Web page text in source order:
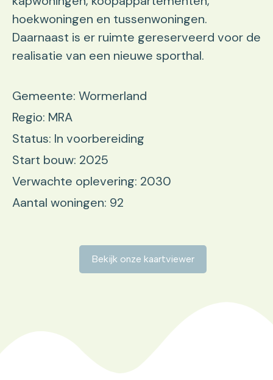
hoekwoningen en tussenwoningen.
Daarnaast is er ruimte gereserveerd voor de
realisatie van een nieuwe sporthal.
Gemeente: Wormerland
Regio: MRA
Status: In voorbereiding
Start bouw: 2025
Verwachte oplevering: 2030
Aantal woningen: 92
Bekijk onze kaartviewer